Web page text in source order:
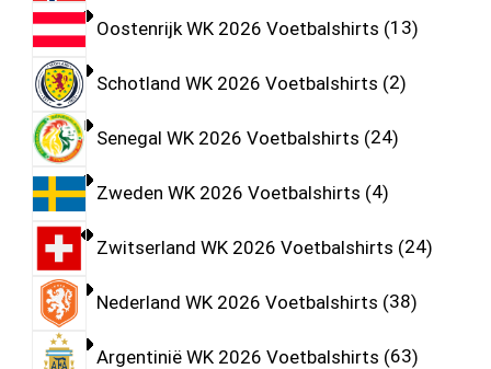
Oostenrijk WK 2026 Voetbalshirts 13
Schotland WK 2026 Voetbalshirts 2
Senegal WK 2026 Voetbalshirts 24
Zweden WK 2026 Voetbalshirts 4
Zwitserland WK 2026 Voetbalshirts 24
Nederland WK 2026 Voetbalshirts 38
Argentinië WK 2026 Voetbalshirts 63